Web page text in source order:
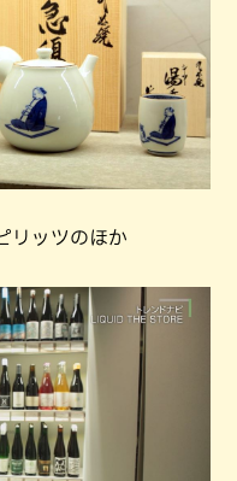
リッツのほか